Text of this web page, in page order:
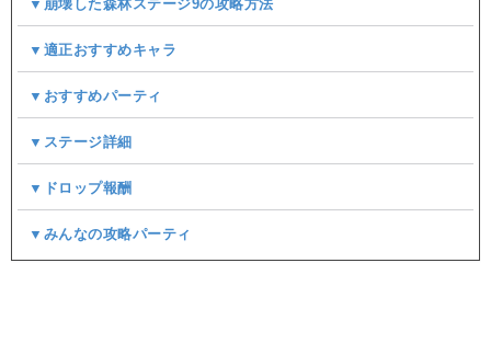
▼崩壊した森林ステージ9の攻略方法
▼適正おすすめキャラ
▼おすすめパーティ
▼ステージ詳細
▼ドロップ報酬
▼みんなの攻略パーティ